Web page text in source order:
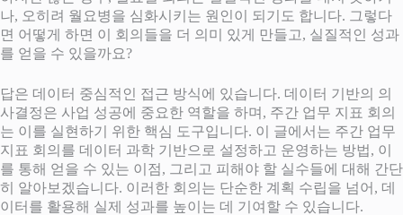
나, 오히려 월요병을 심화시키는 원인이 되기도 합니다. 그렇다
면 어떻게 하면 이 회의들을 더 의미 있게 만들고, 실질적인 성과
를 얻을 수 있을까요?
답은 데이터 중심적인 접근 방식에 있습니다. 데이터 기반의 의
사결정은 사업 성공에 중요한 역할을 하며, 주간 업무 지표 회의
는 이를 실현하기 위한 핵심 도구입니다. 이 글에서는 주간 업무
지표 회의를 데이터 과학 기반으로 설정하고 운영하는 방법, 이
를 통해 얻을 수 있는 이점, 그리고 피해야 할 실수들에 대해 간단
히 알아보겠습니다. 이러한 회의는 단순한 계획 수립을 넘어, 데
이터를 활용해 실제 성과를 높이는 데 기여할 수 있습니다.